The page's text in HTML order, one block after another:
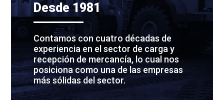
Desde 1981
Contamos con cuatro décadas de
experiencia en el sector de carga y
recepción de mercancía, lo cual nos
posiciona como una de las empresas
más sólidas del sector.